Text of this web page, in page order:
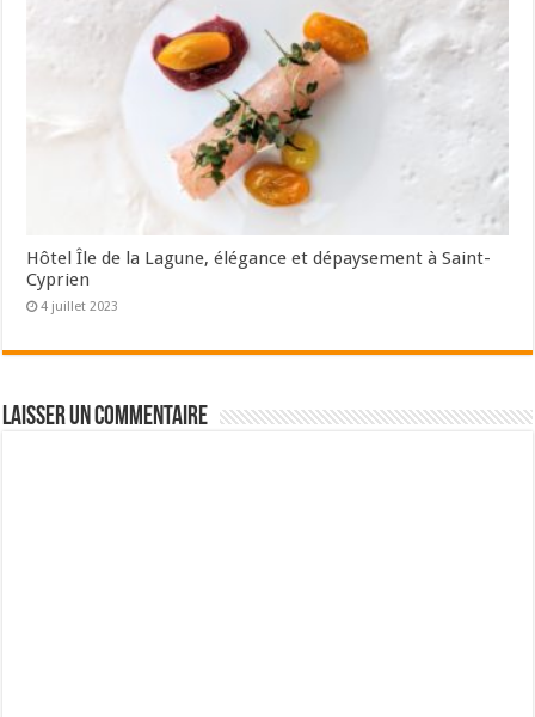
Hôtel Île de la Lagune, élégance et dépaysement à Saint-
Cyprien
4 juillet 2023
Laisser un commentaire